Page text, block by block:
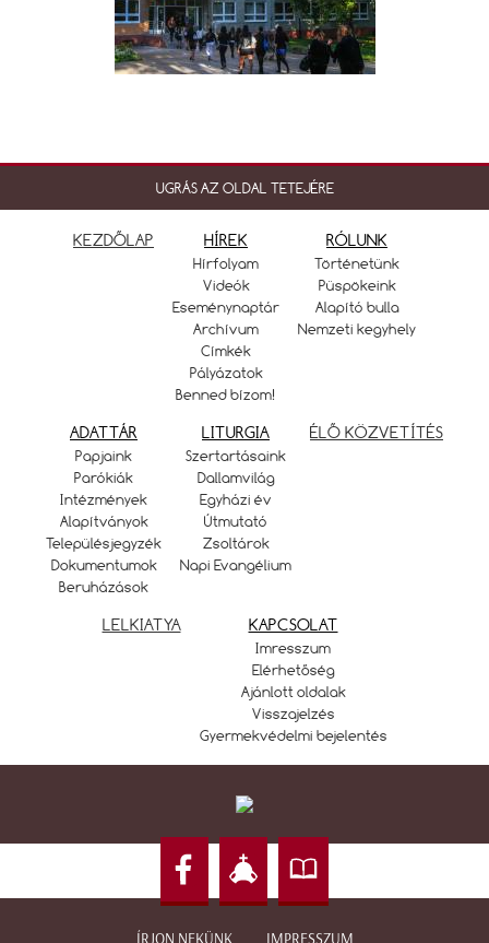
UGRÁS AZ OLDAL TETEJÉRE
KEZDŐLAP HÍREK
Hírfolyam
Videók
Eseménynaptár
Archívum
Címkék
Pályázatok
Benned bízom!
RÓLUNK
Történetünk
Püspökeink
Alapító bulla
Nemzeti kegyhely
ADATTÁR
Papjaink
Parókiák
Intézmények
Alapítványok
Településjegyzék
Dokumentumok
Beruházások
LITURGIA
Szertartásaink
Dallamvilág
Egyházi év
Útmutató
Zsoltárok
Napi Evangélium
ÉLŐ KÖZVETÍTÉS
LELKIATYA KAPCSOLAT
Imresszum
Elérhetőség
Ajánlott oldalak
Visszajelzés
Gyermekvédelmi bejelentés
ÍRJON NEKÜNK IMPRESSZUM